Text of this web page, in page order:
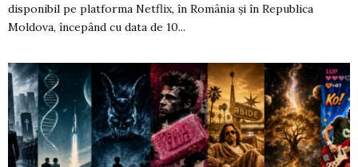
disponibil pe platforma Netflix, în România și în Republica
Moldova, începând cu data de 10...